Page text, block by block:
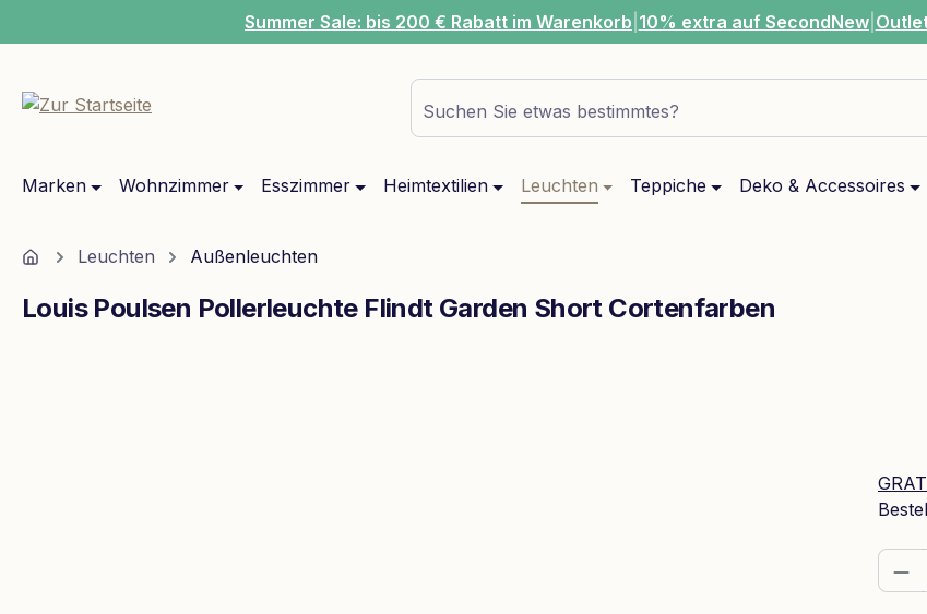
Zur Hauptnavigation springenSummer Sale: bis 200 € Rabatt im Warenkorb 10% extra auf SecondNew
Suchen Sie etwas bestimmtes?
Marken Wohnzimmer Esszimmer Heimtextilien Leuchten Teppiche Deko & Accessoires
HomeLeuchten Außenleuchten
Louis Poulsen Pollerleuchte Flindt Garden Short Cortenfarben